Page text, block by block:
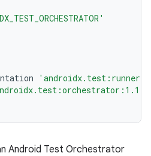
Android Test Orchestrator